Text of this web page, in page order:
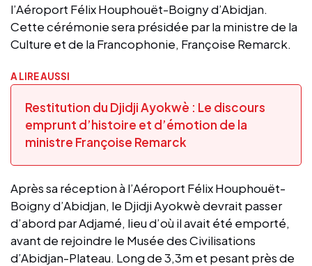
l’Aéroport Félix Houphouët-Boigny d’Abidjan.
Cette cérémonie sera présidée par la ministre de la
Culture et de la Francophonie, Françoise Remarck.
A LIRE AUSSI
Restitution du Djidji Ayokwè : Le discours
emprunt d’histoire et d’émotion de la
ministre Françoise Remarck
Après sa réception à l’Aéroport Félix Houphouët-
Boigny d’Abidjan, le Djidji Ayokwè devrait passer
d’abord par Adjamé, lieu d’où il avait été emporté,
avant de rejoindre le Musée des Civilisations
d’Abidjan-Plateau. Long de 3,3m et pesant près de